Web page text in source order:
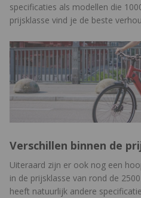
specificaties als modellen die
prijsklasse vind je de beste
Verschillen binnen de
Uiteraard zijn er ook nog een
in de prijsklasse van rond de
heeft natuurlijk andere